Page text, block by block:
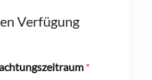
Verfügung
*